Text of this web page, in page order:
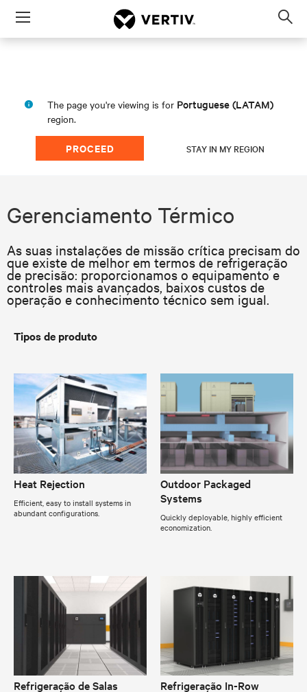
Menu
The page you're viewing is for Portuguese (LATAM)
region.
PROCEED STAY IN MY REGION
Gerenciamento Térmico
As suas instalações de missão crítica precisam do
que existe de melhor em termos de refrigeração
de precisão: proporcionamos o equipamento e
controles mais avançados, baixos custos de
operação e conhecimento técnico sem igual.
Tipos de produto
Heat Rejection
Efficient, easy to install systems in
abundant configurations.
Outdoor Packaged
Systems
Quickly deployable, highly efficient
economization.
Refrigeração de Salas Refrigeração In-Row